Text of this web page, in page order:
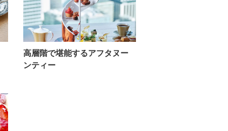
高層階で堪能するアフタヌー
ンティー